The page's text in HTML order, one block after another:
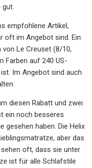
empfohlene Artikel,
oft im Angebot sind. Ein
Le Creuset (8/10,
Farben auf 240 US-
Im Angebot sind auch
diesen Rabatt und zwei
ein noch besseres
gesehen haben. Die Helix
aber das
oft, dass sie unter
ist für alle Schlafstile